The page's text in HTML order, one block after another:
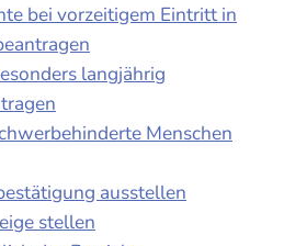
bei vorzeitigem Eintritt in
langjährig
Menschen
ausstellen
stellen